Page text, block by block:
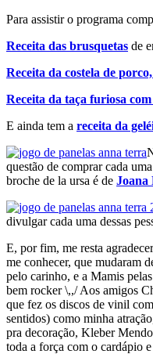
Para assistir o programa
Receita das brusquetas de
Receita da costela de
Receita da taça furiosa
E ainda tem a receita da
questão de comprar cada
broche de la ursa é de Joana
divulgar cada uma dessas
E, por fim, me resta
me conhecer, que mudaram
pelo carinho, e a Mamis
bem rocker \,,/ Aos amigos
que fez os discos de vinil
sentidos) como minha
pra decoração, Kleber
toda a força com o cardápio